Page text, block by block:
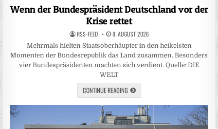
in
Wenn der Bundespräsident Deutschland vor der
Krise rettet
RSS-FEED 8. AUGUST 2026
Mehrmals hielten Staatsoberhäupter in den heikelsten
Momenten der Bundesrepublik das Land zusammen. Besonders
vier Bundespräsidenten machten sich verdient. Quelle: DIE
WELT
CONTINUE READING